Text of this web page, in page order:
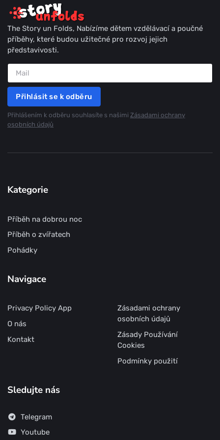
The Story un Folds, Nabízíme dětem vzdělávací a poučné
příběhy, které budou užitečné pro rozvoj jejich
představivosti.
Přihlásit se k odběru
Přihlášením k odběru souhlasíte s našimi Zásadami ochrany
osobních údajů
Kategorie
Příběh na dobrou noc
Příběh o zvířatech
Pohádky
Navigace
Privacy Policy App
O nás
Kontakt
Zásadami ochrany
osobních údajů
Zásady Používání
Cookies
Podmínky použití
Sledujte nás
Telegram
Youtube